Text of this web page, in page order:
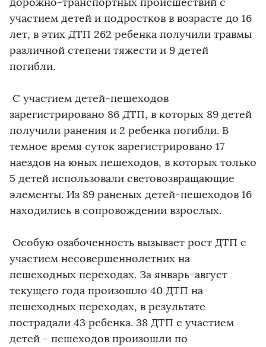
участием детей и подростков в возрасте до 16
лет, в этих ДТП 262 ребенка получили травмы
различной степени тяжести и 9 детей
погибли.
С участием детей-пешеходов
зарегистрировано 86 ДТП, в которых 89 детей
получили ранения и 2 ребенка погибли. В
темное время суток зарегистрировано 17
наездов на юных пешеходов, в которых только
5 детей использовали световозвращающие
элементы. Из 89 раненых детей-пешеходов 16
находились в сопровождении взрослых.
Особую озабоченность вызывает рост ДТП с
участием несовершеннолетних на
пешеходных переходах. За январь-август
текущего года произошло 40 ДТП на
пешеходных переходах, в результате
пострадали 43 ребенка. 38 ДТП с участием
детей - пешеходов произошли по